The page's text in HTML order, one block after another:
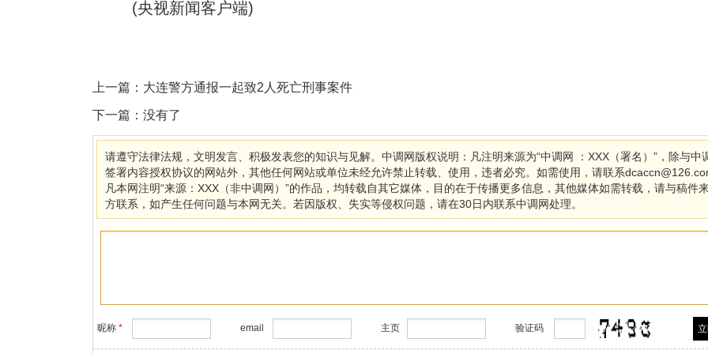
(央视新闻客户端)
上一篇： 大连警方通报一起致2人死亡刑事案件
下一篇：没有了
请遵守法律法规，文明发言、积极发表您的知识与见解。中调网版权说明：凡注明来源为“中调网 ：XXX（署名）”，除与中
签署内容授权协议的网站外，其他任何网站或单位未经允许禁止转载、使用，违者必究。如需使用，请联系
凡本网注明“来源：XXX（非中调网）”的作品，均转载自其它媒体，目的在于传播更多信息，其他媒体如需转载，请与稿件
方联系，如产生任何问题与本网无关。若因版权、失实等侵权问题，请在30日内联系中调网处理。
昵称* email 主页 验证码